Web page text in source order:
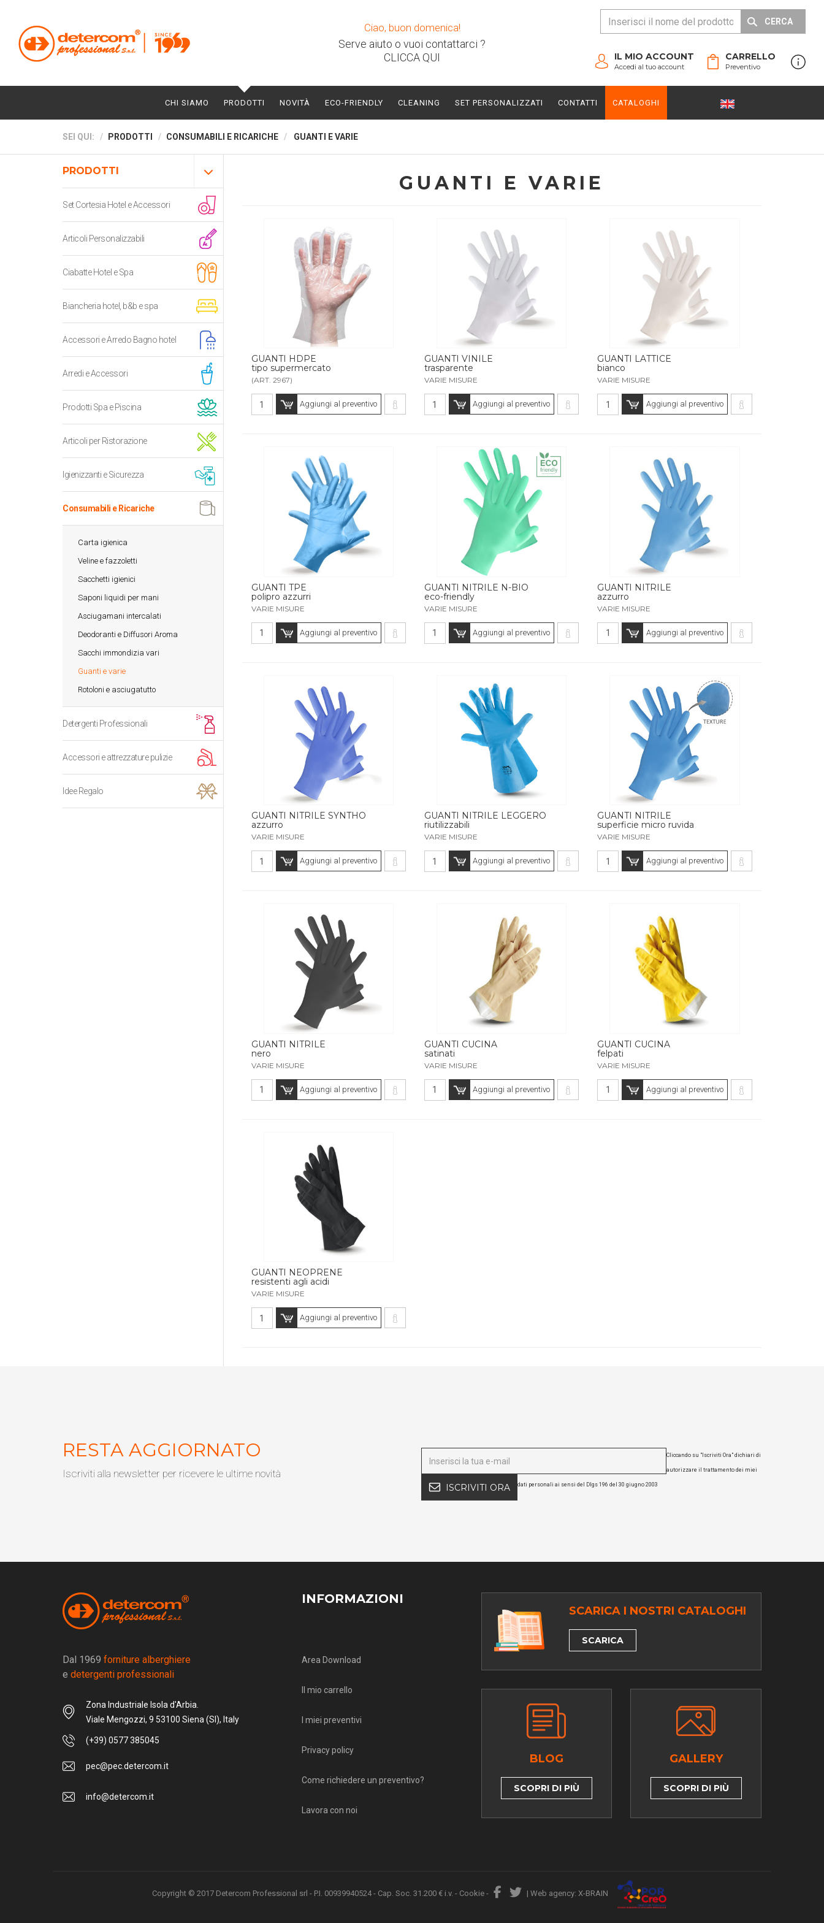
Ciao, buon domenica!
Serve aiuto o vuoi contattarci ?
CLICCA QUI
CERCA
CARRELLO
Preventivo
IL MIO ACCOUNT
Accedi al tuo account
CHI SIAMO PRODOTTI NOVITÀ ECO-FRIENDLY CLEANING SET PERSONALIZZATI CONTATTI CATALOGHI
SEI QUI: PRODOTTI CONSUMABILI E RICARICHE GUANTI E VARIE
GUANTI E VARIE
GUANTI HDPE
tipo supermercato
(ART. 2967)
Aggiungi al preventivo
GUANTI VINILE
trasparente
VARIE MISURE
Aggiungi al preventivo
GUANTI LATTICE
bianco
VARIE MISURE
Aggiungi al preventivo
GUANTI TPE
polipro azzurri
VARIE MISURE
Aggiungi al preventivo
GUANTI NITRILE N-BIO
eco-friendly
VARIE MISURE
Aggiungi al preventivo
GUANTI NITRILE
azzurro
VARIE MISURE
Aggiungi al preventivo
GUANTI NITRILE SYNTHO
azzurro
VARIE MISURE
Aggiungi al preventivo
GUANTI NITRILE LEGGERO
riutilizzabili
VARIE MISURE
Aggiungi al preventivo
GUANTI NITRILE
superficie micro ruvida
VARIE MISURE
Aggiungi al preventivo
GUANTI NITRILE
nero
VARIE MISURE
Aggiungi al preventivo
GUANTI CUCINA
satinati
VARIE MISURE
Aggiungi al preventivo
GUANTI CUCINA
felpati
VARIE MISURE
Aggiungi al preventivo
GUANTI NEOPRENE
resistenti agli acidi
VARIE MISURE
Aggiungi al preventivo
PRODOTTI
Set Cortesia Hotel e Accessori
Articoli Personalizzabili
Ciabatte Hotel e Spa
Biancheria hotel, b&b e spa
Accessori e Arredo Bagno hotel
Arredi e Accessori
Prodotti Spa e Piscina
Articoli per Ristorazione
Igienizzanti e Sicurezza
Consumabili e Ricariche
Carta igienica
Veline e fazzoletti
Sacchetti igienici
Saponi liquidi per mani
Asciugamani intercalati
Deodoranti e Diffusori Aroma
Sacchi immondizia vari
Guanti e varie
Rotoloni e asciugatutto
Detergenti Professionali
Accessori e attrezzature pulizie
Idee Regalo
RESTA AGGIORNATO
Iscriviti alla newsletter per ricevere le ultime novità
ISCRIVITI ORA
Cliccando su "Iscriviti Ora" dichiari di
autorizzare il trattamento dei miei
dati personali ai sensi del Dlgs 196 del 30 giugno 2003
Dal 1969 forniture alberghiere
e detergenti professionali
Zona Industriale Isola d'Arbia.
Viale Mengozzi, 9 53100 Siena (SI), Italy
(+39) 0577 385045
pec@pec.detercom.it
info@detercom.it
INFORMAZIONI
Area Download
Il mio carrello
I miei preventivi
Privacy policy
Come richiedere un preventivo?
Lavora con noi
SCARICA I NOSTRI CATALOGHI
SCARICA
BLOG
SCOPRI DI PIÙ
GALLERY
SCOPRI DI PIÙ
Copyright © 2017 Detercom Professional srl - P.I. 00939940524 - Cap. Soc. 31.200 € i.v. - Cookie - | Web agency: X-BRAIN